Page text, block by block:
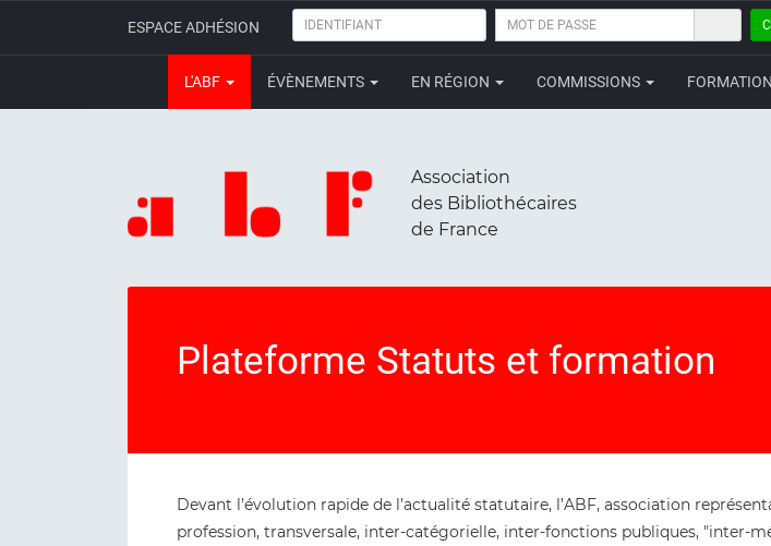
ESPACE ADHÉSION IDENTIFIANT
MOT
PASSE
L'ABF ÉVÈNEMENTS EN RÉGION COMMISSIONS FORMATION
Association
des Bibliothécaires
de France
Plateforme Statuts et formation
Devant l’évolution rapide de l’actualité statutaire, l’ABF, association
profession, transversale, inter-catégorielle, inter-fonctions publiques, "inter-